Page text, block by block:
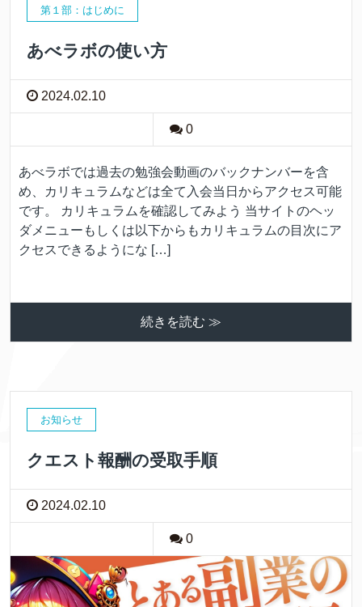
第１部：はじめに
あべラボの使い方
2024.02.10
0
あべラボでは過去の勉強会動画のバックナンバーを含
め、カリキュラムなどは全て入会当日からアクセス可能
です。 カリキュラムを確認してみよう 当サイトのヘッ
ダメニューもしくは以下からもカリキュラムの目次にア
クセスできるようにな […]
続きを読む ≫
お知らせ
クエスト報酬の受取手順
2024.02.10
0